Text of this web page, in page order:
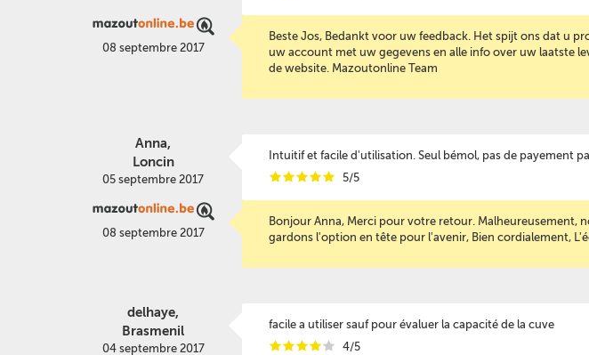
08 septembre 2017
Beste Jos, Bedankt voor uw feedback. Het spijt ons dat u
uw account met uw gegevens en alle info over uw laatste
de website. Mazoutonline Team
Anna,
Loncin
05 septembre 2017
Intuitif et facile d'utilisation. Seul bémol, pas de payement
iiiii 5/5
08 septembre 2017
Bonjour Anna, Merci pour votre retour. Malheureusement,
gardons l'option en tête pour l'avenir, Bien cordialement,
delhaye,
Brasmenil
04 septembre 2017
facile a utiliser sauf pour évaluer la capacité de la cuve
iiiii 4/5